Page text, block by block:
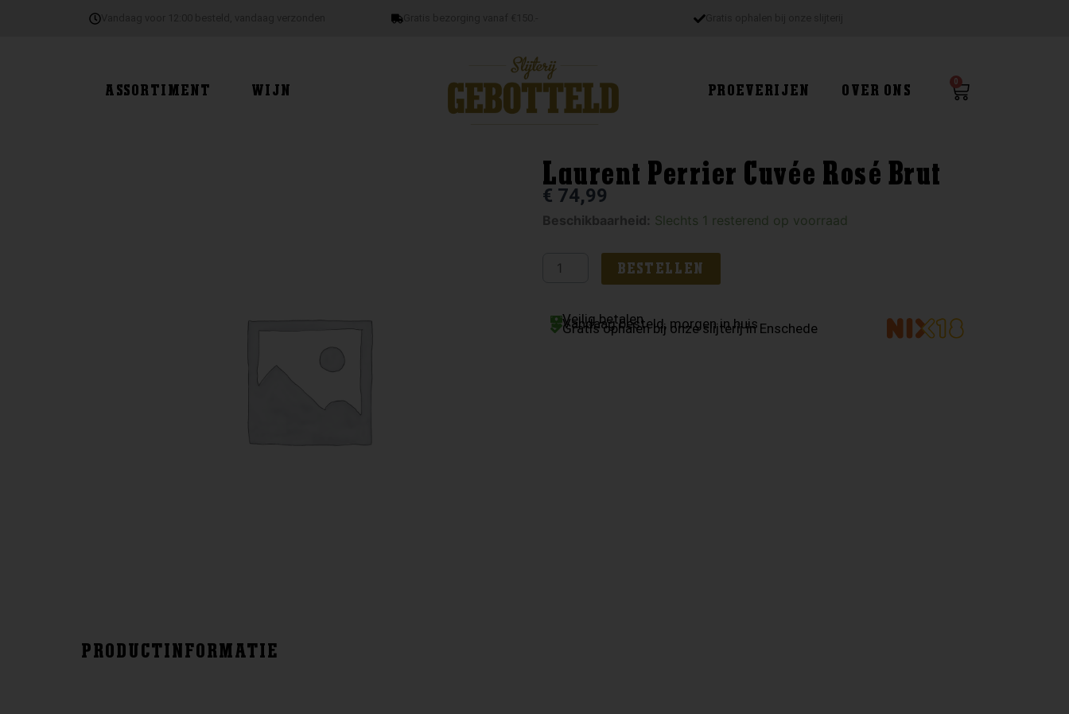
ASSORTIMENT WIJN PROEVERIJEN OVER ONS
0
Winkelwagen
Laurent Perrier Cuvée Rosé Brut
€ 74,99
Beschikbaarheid: Slechts 1 resterend op voorraad
Laurent
Cuvée
aantal
BESTELLEN
Veilig betalen
Vandaag besteld, morgen in huis
Gratis ophalen bij onze slijterij in Enschede
PRODUCTINFORMATIE